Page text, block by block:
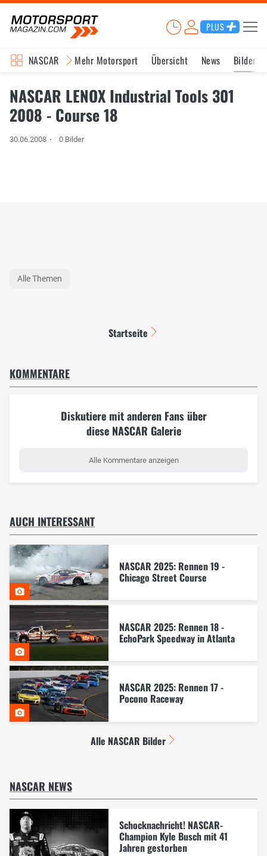
PLUS
NASCAR Mehr Motorsport Übersicht News Bilder
NASCAR LENOX Industrial Tools 301
2008 - Course 18
30.06.2008 0 Bilder
Alle Themen
Startseite
KOMMENTARE
Diskutiere mit anderen Fans über
diese NASCAR Galerie
Alle Kommentare anzeigen
AUCH INTERESSANT
NASCAR 2025: Rennen 19 -
Chicago Street Course
NASCAR 2025: Rennen 18 -
EchoPark Speedway in Atlanta
NASCAR 2025: Rennen 17 -
Pocono Raceway
Alle NASCAR Bilder
NASCAR NEWS
Schocknachricht! NASCAR-
Champion Kyle Busch mit 41
Jahren gestorben